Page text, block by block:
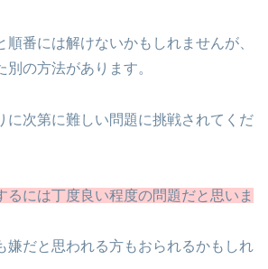
順番には解けないかもしれませんが、
の方法があります。
に次第に難しい問題に挑戦されてくだ
るには丁度良い程度の問題だと思いま
嫌だと思われる方もおられるかもしれ